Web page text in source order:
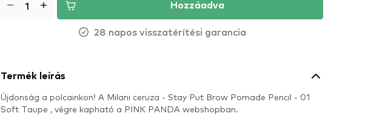
Hozzáadva
28 napos visszatérítési garancia
Termék leírás
Újdonság a polcainkon! A Milani ceruza - Stay Put Brow Pomade Pencil - 01
Soft Taupe , végre kapható a PINK PANDA webshopban.